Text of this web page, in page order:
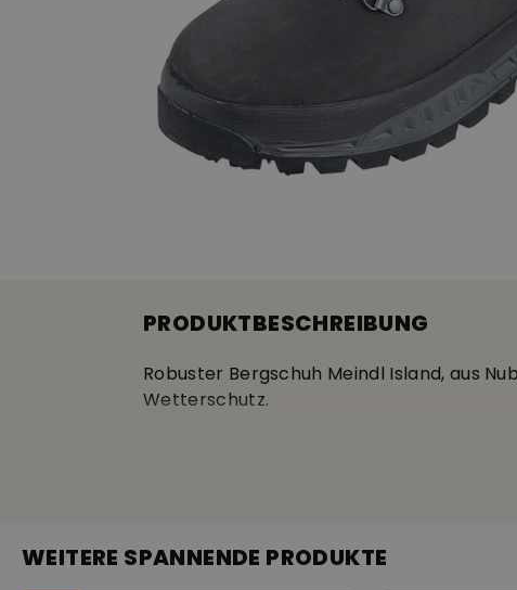
PRODUKTBESCHREIBUNG
Robuster Bergschuh Meindl Island, aus
Wetterschutz.
WEITERE SPANNENDE PRODUKTE